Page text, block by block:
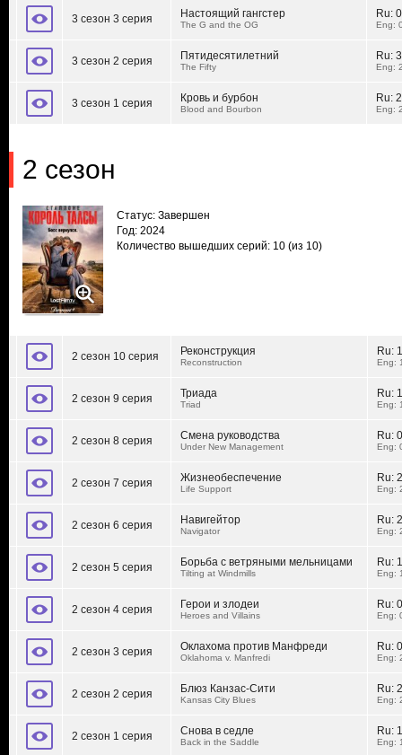
3 сезон 3 серия Настоящий гангстер
The G and the OG
Ru:
Eng:
3 сезон 2 серия Пятидесятилетний
The Fifty
Ru:
Eng:
3 сезон 1 серия Кровь и бурбон
Blood and Bourbon
Ru:
Eng:
2 сезон
Статус: Завершен
Год: 2024
Количество вышедших серий: 10 (из 10)
2 сезон 10 серия Реконструкция
Reconstruction
Ru:
Eng:
2 сезон 9 серия Триада
Triad
Ru:
Eng:
2 сезон 8 серия Смена руководства
Under New Management
Ru:
Eng:
2 сезон 7 серия Жизнеобеспечение
Life Support
Ru:
Eng:
2 сезон 6 серия Навигейтор
Navigator
Ru:
Eng:
2 сезон 5 серия Борьба с ветряными мельницами
Tilting at Windmills
Ru:
Eng:
2 сезон 4 серия Герои и злодеи
Heroes and Villains
Ru:
Eng:
2 сезон 3 серия Оклахома против Манфреди
Oklahoma v. Manfredi
Ru:
Eng:
2 сезон 2 серия Блюз Канзас-Cити
Kansas City Blues
Ru:
Eng:
2 сезон 1 серия Снова в седле
Back in the Saddle
Ru:
Eng: